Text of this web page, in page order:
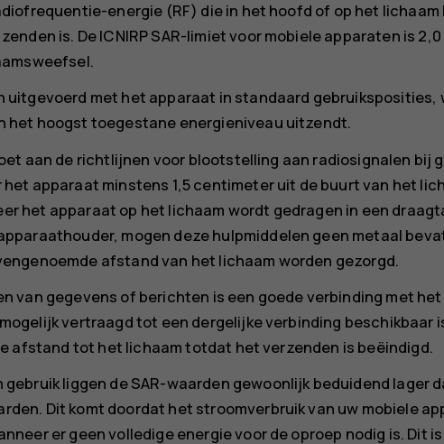
energie (RF) die in het hoofd of op het
is. De ICNIRP SAR-limiet voor mobiele apparaten is
uitgevoerd met het apparaat in standaard gebruiksposities,
het hoogst toegestane energieniveau uitzendt.
aan de richtlijnen voor blootstelling aan radiosignalen bij
apparaat minstens 1,5 centimeter uit de buurt van het
het apparaat op het lichaam wordt gedragen in een
mogen deze hulpmiddelen geen metaal
afstand van het lichaam worden gezorgd.
van gegevens of berichten is een goede verbinding met
vertraagd tot een dergelijke verbinding beschikbaar
afstand tot het lichaam totdat het verzenden is beëindigd.
liggen de SAR-waarden gewoonlijk beduidend lager
Dit komt doordat het stroomverbruik van uw mobiele
er geen volledige energie voor de oproep nodig is. Dit